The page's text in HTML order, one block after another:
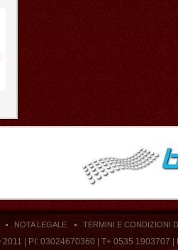
NOTA LEGALE TERMINI E CONDIZIONI
2011 | PI: 03024670360 | T+ 0535